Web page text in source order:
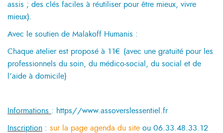
assis ; des clés faciles à réutiliser pour être mieux, vivre
mieux).
Avec le soutien de Malakoff Humanis :
Chaque atelier est proposé à 11€ (avec une gratuité pour les
professionnels du soin, du médico-social, du social et de
l’aide à domicile)
Informations : https//www.assoverslessentiel.fr
Inscription : sur la page agenda du site ou 06.33.48.33.12